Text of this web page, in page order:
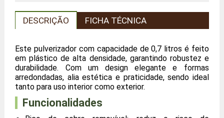
DESCRIÇÃO FICHA TÉCNICA
Este pulverizador com capacidade de 0,7 litros é feito
em plástico de alta densidade, garantindo robustez e
durabilidade. Com um design elegante e formas
arredondadas, alia estética e praticidade, sendo ideal
tanto para uso interior como exterior.
Funcionalidades